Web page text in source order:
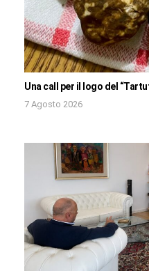
Una call per il logo del
7 Agosto 2026